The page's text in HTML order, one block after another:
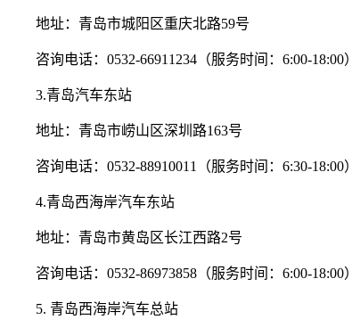
地址：青岛市城阳区重庆北路59号
咨询电话：0532-66911234（服务时间：6:00-18:00）
3.青岛汽车东站
地址：青岛市崂山区深圳路163号
咨询电话：0532-88910011（服务时间：6:30-18:00）
4.青岛西海岸汽车东站
地址：青岛市黄岛区长江西路2号
咨询电话：0532-86973858（服务时间：6:00-18:00）
5. 青岛西海岸汽车总站